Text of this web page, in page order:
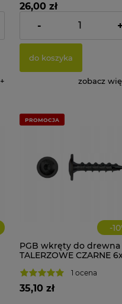
26,00 zł
Cena netto:
- +
do koszyka
zobacz
-10
PGB wkręty do drewna
TALERZOWE CZARNE
1 ocena
35,10 zł
PROMOCJA